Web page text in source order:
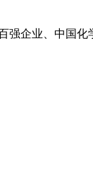
强企业、中国